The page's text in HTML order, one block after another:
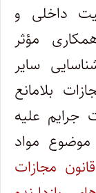
داخلی و
مؤثر
سایر
بلامانع
جرایم علیه
مواد
مجازات